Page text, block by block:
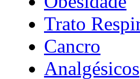
Trato
Cancro
Analgésicos